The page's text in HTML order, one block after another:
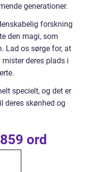
generationer.
forskning
den magi, som
Lad os sørge for, at
deres plads i
specielt, og det er
deres skønhed og
ord